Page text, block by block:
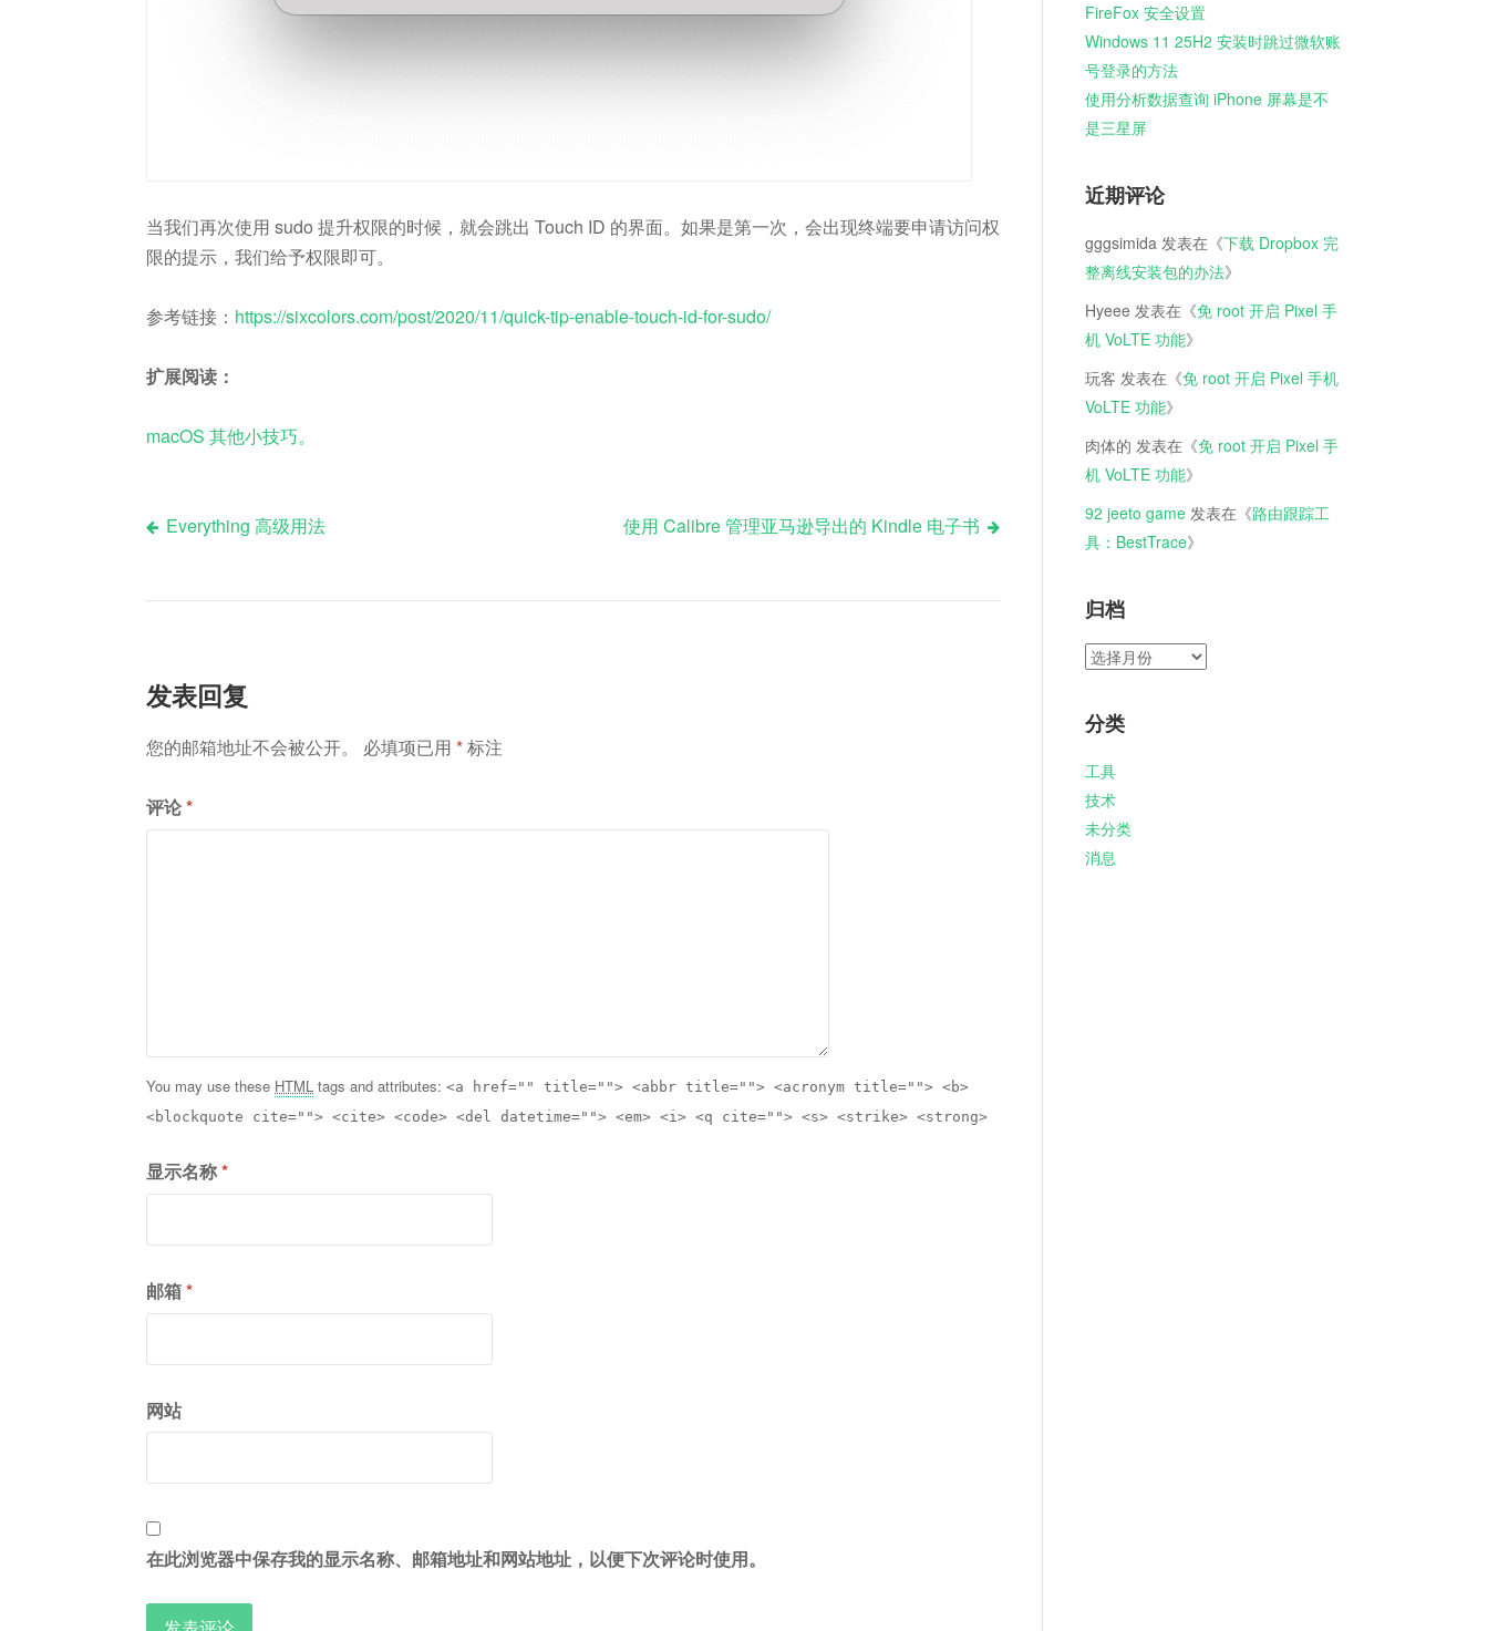
当我们再次使用 sudo 提升权限的时候，就会跳出 Touch ID 的界面。如果是第一次，会出现终端要申请访问权
限的提示，我们给予权限即可。
参考链接： https://sixcolors.com/post/2020/11/quick-tip-enable-touch-id-for-sudo/
扩展阅读：
macOS 其他小技巧。
文
章
航
Everything 高级用法 使用 Calibre 管理亚马逊导出的 Kindle 电子书
发表回复
您的邮箱地址不会被公开。 必填项已用 *标注
评论*
You may use these HTML tags and attributes: <a href="" title=""> <abbr title=""> <acronym title=""> <b>
<blockquote cite=""> <cite> <code> <del datetime=""> <em> <i> <q cite=""> <s> <strike> <strong>
显示名称*
邮箱*
网站
在此浏览器中保存我的显示名称、邮箱地址和网站地址，以便下次评论时使用。
FireFox 安全设置
Windows 11 25H2 安装时跳过微软账
号登录的方法
使用分析数据查询 iPhone 屏幕是不
是三星屏
近期评论
gggsimida发表在《下载 Dropbox 完
整离线安装包的办法》
Hyeee 发表在《免 root 开启 Pixel 手
机 VoLTE 功能》
玩客 发表在《免 root 开启 Pixel 手机
VoLTE 功能》
肉体的 发表在《免 root 开启 Pixel 手
机 VoLTE 功能》
92 jeeto game发表在《路由跟踪工
具：BestTrace》
归档
归
分类
工具
技术
未分类
消息